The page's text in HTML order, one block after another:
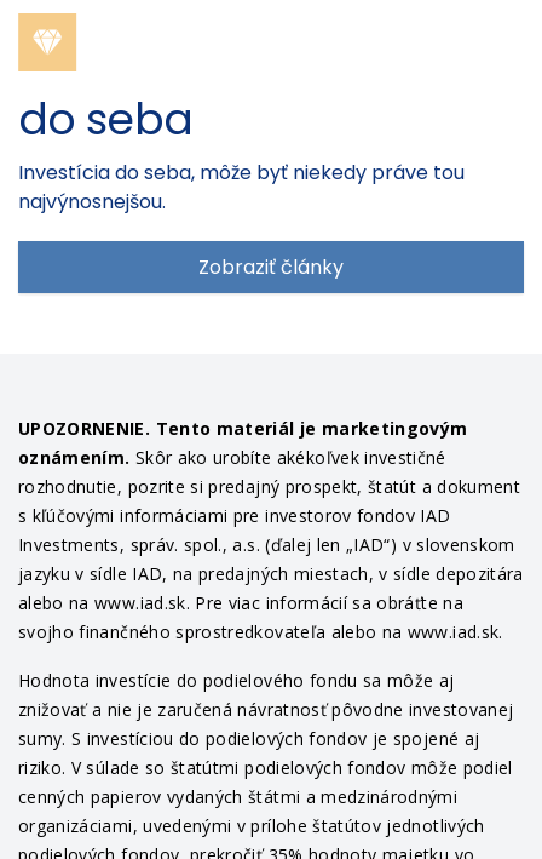
do seba
Investícia do seba, môže byť niekedy práve tou
najvýnosnejšou.
Zobraziť články
UPOZORNENIE. Tento materiál je marketingovým
oznámením. Skôr ako urobíte akékoľvek investičné
rozhodnutie, pozrite si predajný prospekt, štatút a dokument
s kľúčovými informáciami pre investorov fondov IAD
Investments, správ. spol., a.s. (ďalej len „IAD“) v slovenskom
jazyku v sídle IAD, na predajných miestach, v sídle depozitára
alebo na www.iad.sk. Pre viac informácií sa obráťte na
svojho finančného sprostredkovateľa alebo na www.iad.sk.
Hodnota investície do podielového fondu sa môže aj
znižovať a nie je zaručená návratnosť pôvodne investovanej
sumy. S investíciou do podielových fondov je spojené aj
riziko. V súlade so štatútmi podielových fondov môže podiel
cenných papierov vydaných štátmi a medzinárodnými
organizáciami, uvedenými v prílohe štatútov jednotlivých